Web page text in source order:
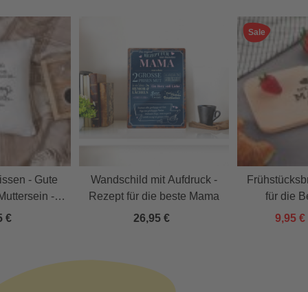
- Gute
-
€
Wandschild mit Aufdruck -
Rezept für die beste Mama
26,95 €
Sale
für die
9,95 €